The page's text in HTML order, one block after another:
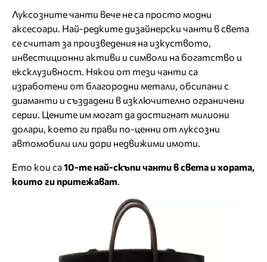
Луксозните чанти вече не са просто модни
аксесоари. Най-редките дизайнерски чанти в света
се считат за произведения на изкуството,
инвестиционни активи и символи на богатство и
ексклузивност. Някои от тези чанти са
изработени от благородни метали, обсипани с
диаманти и създадени в изключително ограничени
серии. Цените им могат да достигнат милиони
долари, което ги прави по-ценни от луксозни
автомобили или дори недвижими имоти.
Ето кои са10-те най-скъпи чанти в света и хората,
които ги притежават.